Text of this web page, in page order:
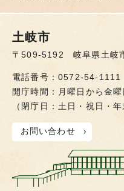
土岐市
〒509-5192 岐阜県土岐
電話番号：0572-54-1111
開庁時間：月曜日から金
（閉庁日：土日・祝日・年
お問い合わせ